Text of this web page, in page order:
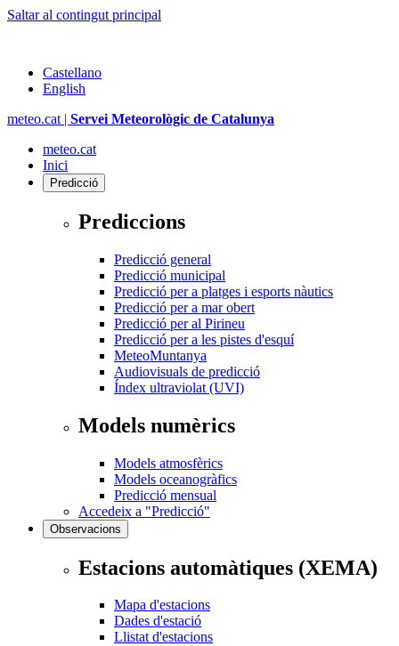
Saltar al contingut principal
Castellano
English
meteo.cat | Servei Meteorològic de Catalunya
meteo.cat
Inici
Predicció
Prediccions
Predicció general
Predicció municipal
Predicció per a platges i esports nàutics
Predicció per a mar obert
Predicció per al Pirineu
Predicció per a les pistes d'esquí
MeteoMuntanya
Audiovisuals de predicció
Índex ultraviolat (UVI)
Models numèrics
Models atmosfèrics
Models oceanogràfics
Predicció mensual
Accedeix a "Predicció"
Observacions
Estacions automàtiques (XEMA)
Mapa d'estacions
Dades d'estació
Llistat d'estacions